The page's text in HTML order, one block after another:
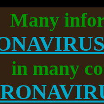
Many
in many